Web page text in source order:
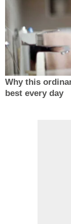
Why this
best every day